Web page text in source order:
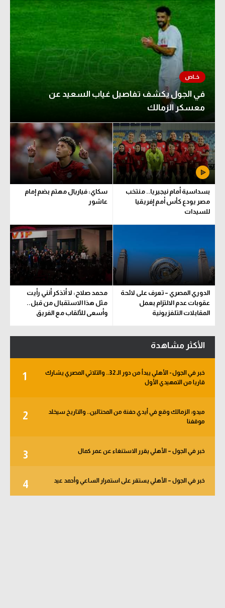
في الجول يكشف تفاصيل غياب السعيد عن
معسكر الزمالك
بسداسية أمام نيجيريا.. منتخب
مصر يودع كأس أمم إفريقيا
للسيدات
سكاي: فياريال مهتم بضم إمام
عاشور
الدوري المصري – تعرف على لائحة
عقوبات عدم الالتزام بعمل
المقابلات التلفزيونية
محمد صلاح: لا أتذكر أنني رأيت
مثل هذا الاستقبال من قبل..
وأسعى للألقاب مع الفريق
الأكثر مشاهدة
1
خبر في الجول - الأهلي يبدأ من دور الـ 32.. والثلاثي المصري يشارك
قاريا من التمهيدي الأول
2
ميدو: الزمالك وقع في أيدي حفنة من المحتالين.. والتاريخ سيخلد
موقفنا
3 خبر في الجول – الأهلي يقرر الاستنغاء عن عمر كمال
4 خبر في الجول – الأهلي يستقر على استمرار الساعي وأحمد عيد